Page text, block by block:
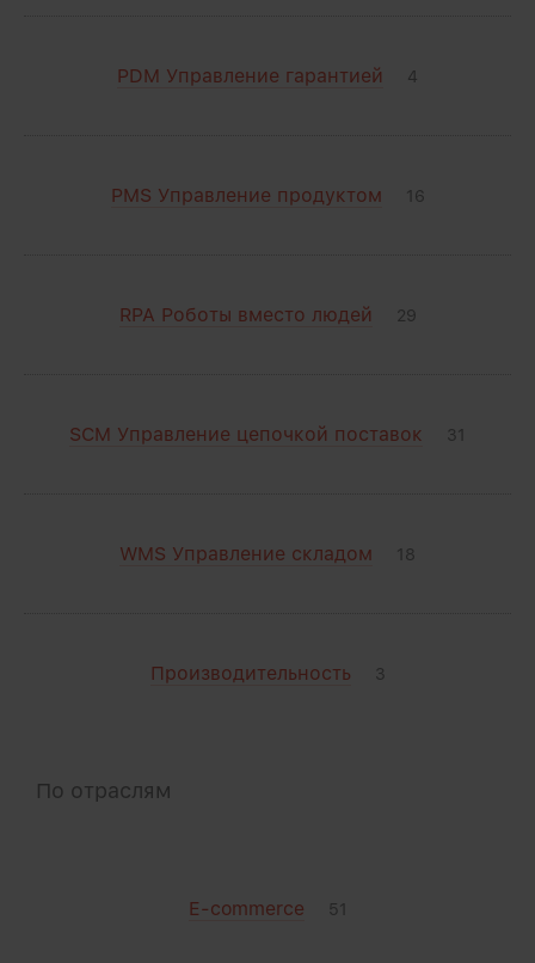
PDM Управление гарантией 4
PMS Управление продуктом 16
RPA Роботы вместо людей 29
SCM Управление цепочкой поставок 31
WMS Управление складом 18
Производительность 3
По отраслям
E-commerce 51